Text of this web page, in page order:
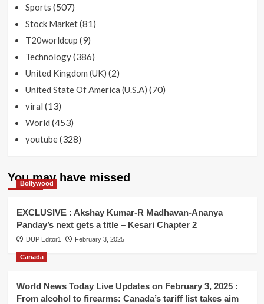
Sports (507)
Stock Market(81)
T20worldcup (9)
Technology(386)
United Kingdom (UK) (2)
United State Of America (U.S.A) (70)
viral (13)
World (453)
youtube(328)
You may have missed
Bollywood
EXCLUSIVE : Akshay Kumar-R Madhavan-Ananya
Panday’s next gets a title – Kesari Chapter 2
DUP Editor1 February 3, 2025
Canada
World News Today Live Updates on February 3, 2025 :
From alcohol to firearms: Canada’s tariff list takes aim